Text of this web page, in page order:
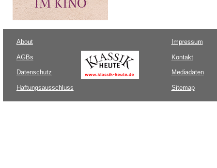
About
AGBs
Datenschutz
Haftungsausschluss
Impressum
Kontakt
Mediadaten
Sitemap